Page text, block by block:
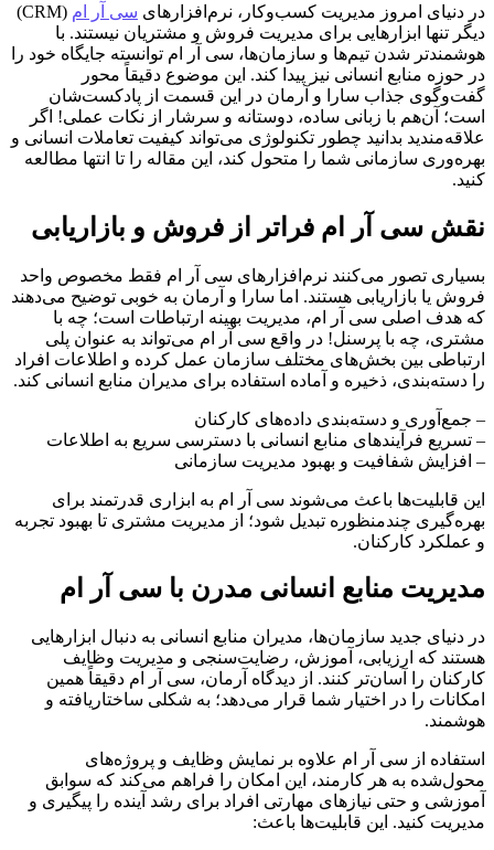
در دنیای امروز مدیریت کسب‌وکار، نرم‌افزارهای سی آر ام
(CRM)
دیگر تنها ابزارهایی برای مدیریت فروش و مشتریان نیستند. با
هوشمندتر شدن تیم‌ها و سازمان‌ها، سی آر ام توانسته جایگاه خود را
در حوزه منابع انسانی نیز پیدا کند. این موضوع دقیقاً محور
گفت‌وگوی جذاب سارا و آرمان در این قسمت از پادکست‌شان
است؛ آن‌هم با زبانی ساده، دوستانه و سرشار از نکات عملی! اگر
علاقه‌مندید بدانید چطور تکنولوژی می‌تواند کیفیت تعاملات انسانی و
بهره‌وری سازمانی شما را متحول کند، این مقاله را تا انتها مطالعه
کنید.
نقش سی آر ام فراتر از فروش و بازاریابی
بسیاری تصور می‌کنند نرم‌افزارهای سی آر ام فقط مخصوص واحد
فروش یا بازاریابی هستند. اما سارا و آرمان به خوبی توضیح می‌دهند
که هدف اصلی سی آر ام، مدیریت بهینه ارتباطات است؛ چه با
مشتری، چه با پرسنل! در واقع سی آر ام می‌تواند به عنوان پلی
ارتباطی بین بخش‌های مختلف سازمان عمل کرده و اطلاعات افراد
را دسته‌بندی، ذخیره و آماده استفاده برای مدیران منابع انسانی کند.
– جمع‌آوری و دسته‌بندی داده‌های کارکنان
– تسریع فرآیندهای منابع انسانی با دسترسی سریع به اطلاعات
– افزایش شفافیت و بهبود مدیریت سازمانی
این قابلیت‌ها باعث می‌شوند سی آر ام به ابزاری قدرتمند برای
بهره‌گیری چندمنظوره تبدیل شود؛ از مدیریت مشتری تا بهبود تجربه
و عملکرد کارکنان.
مدیریت منابع انسانی مدرن با سی آر ام
در دنیای جدید سازمان‌ها، مدیران منابع انسانی به دنبال ابزارهایی
هستند که ارزیابی، آموزش، رضایت‌سنجی و مدیریت وظایف
کارکنان را آسان‌تر کنند. از دیدگاه آرمان، سی آر ام دقیقاً همین
امکانات را در اختیار شما قرار می‌دهد؛ به شکلی ساختاریافته و
هوشمند.
استفاده از سی آر ام علاوه بر نمایش وظایف و پروژه‌های
محول‌شده به هر کارمند، این امکان را فراهم می‌کند که سوابق
آموزشی و حتی نیازهای مهارتی افراد برای رشد آینده را پیگیری و
مدیریت کنید. این قابلیت‌ها باعث: